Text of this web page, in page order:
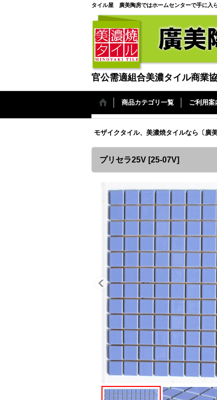
タイル屋 廣美陶房ではホームセンターで手に入
官公需適組合美濃タイル商業
商品カテゴリ一覧 ご利用案
モザイクタイル、美濃焼タイルなら〔廣美
プリセラ25V [25-07V]